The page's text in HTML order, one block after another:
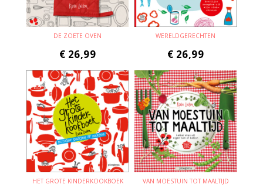
DE ZOETE OVEN
€ 26,99
WERELDGERECHTEN
€ 26,99
HET GROTE KINDERKOOKBOEK VAN MOESTUIN TOT MAALTIJD